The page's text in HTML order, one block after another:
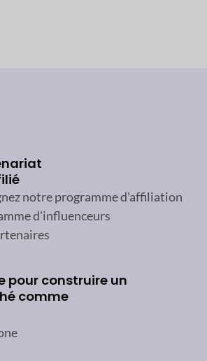
notre programme d'affiliation
d'influenceurs
pour construire un
comme